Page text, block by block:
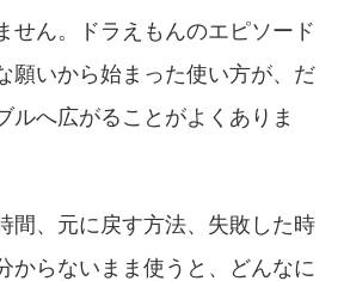
せん。ドラえもんのエピソード
願いから始まった使い方が、だ
ルへ広がることがよくありま
間、元に戻す方法、失敗した時
からないまま使うと、どんなに